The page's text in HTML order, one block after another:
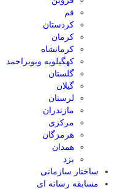
قم
کردستان
کرمان
کرمانشاه
کهگیلویه وبویراحمد
گلستان
گیلان
لرستان
مازندران
مرکزی
هرمزگان
همدان
یزد
ساختار سازمانی
مسابقه رسانه ای